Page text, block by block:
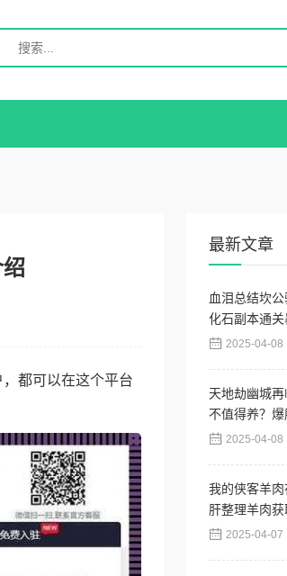
都可以在这个平台
最新文章
血泪总结坎
化石副本通
警！保姆级操
2025-04-08
天地劫幽城
不值得养？爆
度逆天？必看
2025-04-08
我的侠客羊
肝整理羊肉获
置！手残党必
2025-04-07